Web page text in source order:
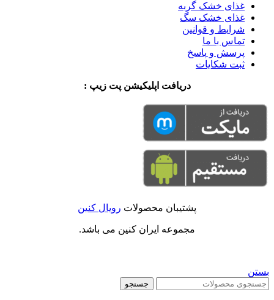
غذای خشک گربه
غذای خشک سگ
شرایط و قوانین
تماس با ما
پرسش و پاسخ
ثبت شکایات
دریافت اپلیکیشن پت زیپ :
پشتیبان محصولات رویال کنین
مجموعه ایران کنین می باشد.
بستن
جستجو